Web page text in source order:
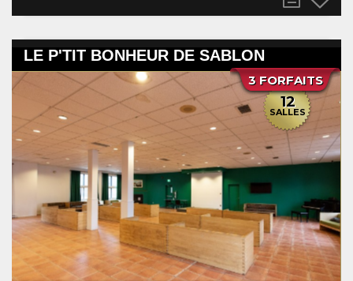
LE P'TIT BONHEUR DE SABLON
12
SALLES
3 FORFAITS